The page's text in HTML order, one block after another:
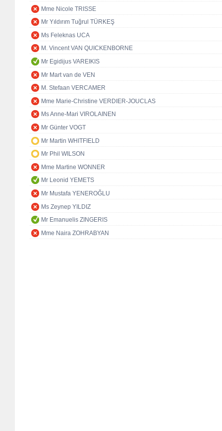
Mme Nicole TRISSE
Mr Yıldırım Tuğrul TÜRKEŞ
Ms Feleknas UCA
M. Vincent VAN QUICKENBORNE
Mr Egidijus VAREIKIS
Mr Mart van de VEN
M. Stefaan VERCAMER
Mme Marie-Christine VERDIER-JOUCLAS
Ms Anne-Mari VIROLAINEN
Mr Günter VOGT
Mr Martin WHITFIELD
Mr Phil WILSON
Mme Martine WONNER
Mr Leonid YEMETS
Mr Mustafa YENEROĞLU
Ms Zeynep YILDIZ
Mr Emanuelis ZINGERIS
Mme Naira ZOHRABYAN